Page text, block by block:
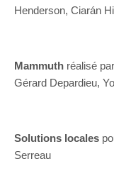
Henderson, Ciarán
Mammuth réalisé
Gérard Depardieu,
Solutions locales
Serreau